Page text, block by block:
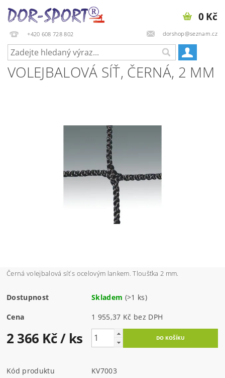
+420 608 728 802 dorshop@seznam.cz
0 Kč
VOLEJBALOVÁ SÍŤ, ČERNÁ, 2 MM
Černá volejbalová síť s ocelovým lankem. Tloušťka 2 mm.
Dostupnost Skladem (>1 ks)
Cena 1 955,37 Kč bez DPH
2 366 Kč/ ks
Kód produktu
KV7003